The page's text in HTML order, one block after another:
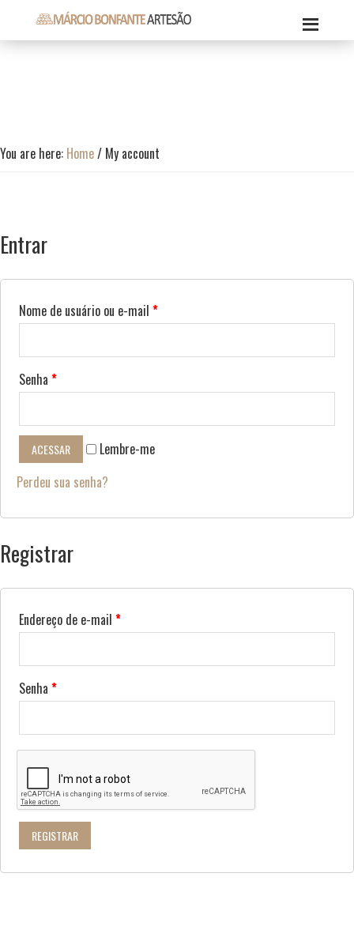
primary
content
footer Márcio
Márcio
You are here: Home/ My account
Entrar
Nome de usuário ou e-mail *
Senha *
ACESSAR
Lembre-me
Perdeu sua senha?
Registrar
Endereço de e-mail *
Senha *
REGISTRAR